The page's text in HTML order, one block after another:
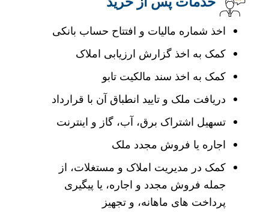
اخذ شماره مالیات و افتتاح حساب بانکی
کمک به اخذ گزارش ارزیابی املاک
کمک به اخذ سند مالکیت تابو
دریافت ملک و تایید انطباق آن با قرارداد
تسهیل اشتراک برق، آب، گاز و اینترنت
اجاره یا فروش مجدد ملک
کمک در مدیریت املاک و مستغلات، از
جمله فروش مجدد و اجاره، یا پیگیری
پرداخت های ماهانه، و تجهیز